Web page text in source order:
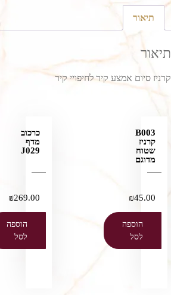
תיאור
תיאור
קרניז סיום אמצע קיר לחיפויי קיר
B003
קרניז
שטוח
מדוגם
₪45.00
הוספה
לסל
כרכוב
מדף
J029
₪269.00
הוספה
לסל